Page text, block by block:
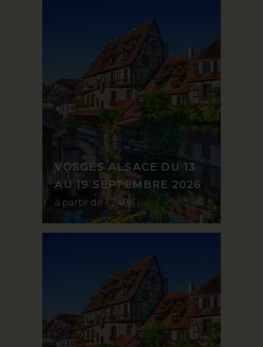
VOSGES ALSACE DU 13
AU 19 SEPTEMBRE 2026
à partir de 1 249€